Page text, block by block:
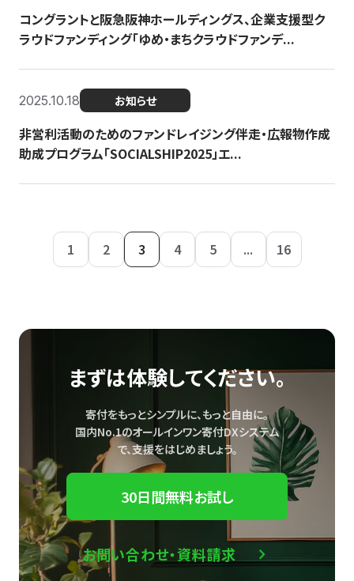
コングラントと阪急阪神ホールディングス、企業支援型ク
ラウドファンディング「ゆめ・まちクラウドファンデ...
2025.10.18 お知らせ
非営利活動のためのファンドレイジング伴走・広報物作成
助成プログラム「SOCIALSHIP2025」エ...
1 2 3 4 5 ... 16
まずは体験してください。
寄付をもっとシンプルに、もっと自由に。
国内No.1のオールインワン寄付DXシステム
で、支援をはじめましょう。
30日間無料お試し
お問い合わせ・資料請求